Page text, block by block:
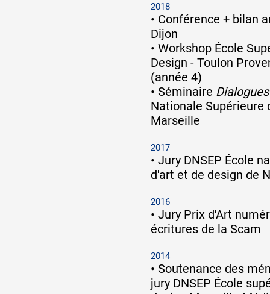
2018
• Conférence + bilan
Dijon
• Workshop École
Design - Toulon
(année 4)
• Séminaire
Nationale Supérieure
Marseille
2017
• Jury DNSEP École
d'art et de design de
2016
• Jury Prix d'Art
écritures de la Scam
2014
• Soutenance des
jury DNSEP École